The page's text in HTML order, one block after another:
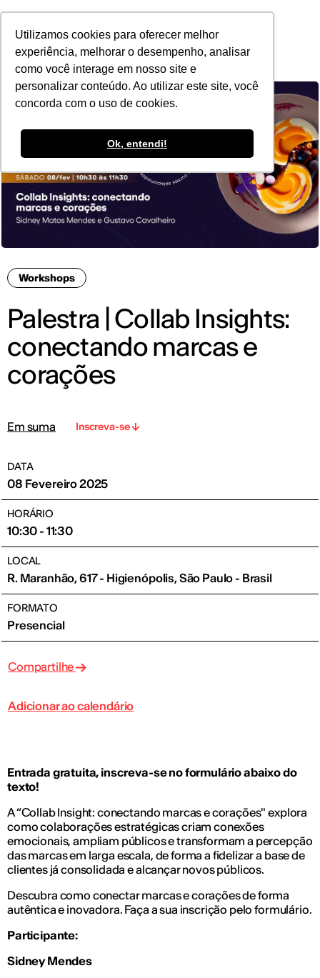
Utilizamos cookies para oferecer melhor
experiência, melhorar o desempenho, analisar
como você interage em nosso site e
personalizar conteúdo. Ao utilizar este site, você
concorda com o uso de cookies.
Ok, entendi!
POR
Workshops
Palestra | Collab Insights:
conectando marcas e
corações
Em suma Inscreva-se
DATA
08 Fevereiro 2025
HORÁRIO
10:30 - 11:30
LOCAL
R. Maranhão, 617 - Higienópolis, São Paulo - Brasil
FORMATO
Presencial
Compartilhe
Adicionar ao calendário
Entrada gratuita, inscreva-se no formulário abaixo do
texto!
A “Collab Insight: conectando marcas e corações" explora
como colaborações estratégicas criam conexões
emocionais, ampliam públicos e transformam a percepção
das marcas em larga escala, de forma a fidelizar a base de
clientes já consolidada e alcançar novos públicos.
Descubra como conectar marcas e corações de forma
autêntica e inovadora. Faça a sua inscrição pelo formulário.
Participante:
Sidney Mendes